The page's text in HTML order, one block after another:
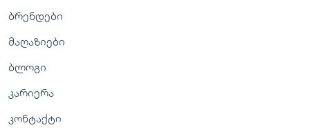
ბრენდები
მაღაზიები
ბლოგი
კარიერა
კონტაქტი